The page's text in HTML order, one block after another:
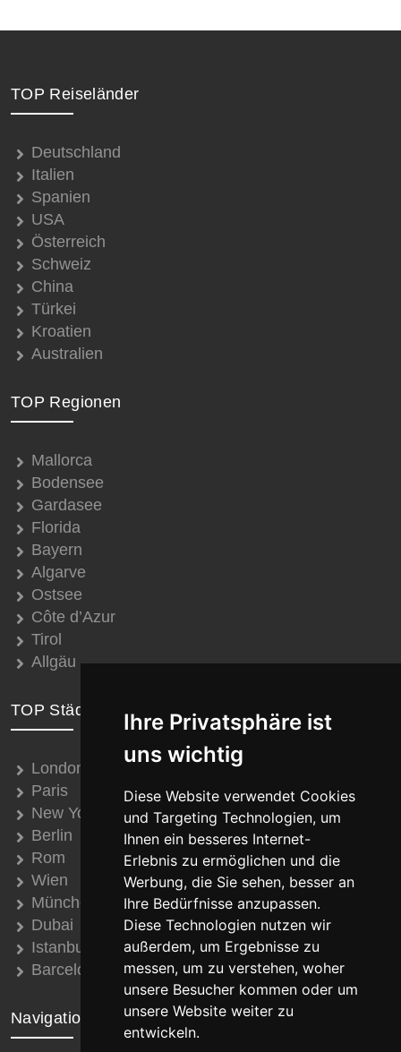
Ihre Privatsphäre ist
uns wichtig
Diese Website verwendet Cookies
und Targeting Technologien, um
Ihnen ein besseres Internet-
Erlebnis zu ermöglichen und die
Werbung, die Sie sehen, besser an
Ihre Bedürfnisse anzupassen.
Diese Technologien nutzen wir
außerdem, um Ergebnisse zu
messen, um zu verstehen, woher
unsere Besucher kommen oder um
unsere Website weiter zu
entwickeln.
TOP Reiseländer
Deutschland
Italien
Spanien
USA
Österreich
Schweiz
China
Türkei
Kroatien
Australien
TOP Regionen
Mallorca
Bodensee
Gardasee
Florida
Bayern
Algarve
Ostsee
Côte d’Azur
Tirol
Allgäu
TOP Städte
London
Paris
New York
Berlin
Rom
Wien
München
Dubai
Istanbul
Barcelona
Navigation